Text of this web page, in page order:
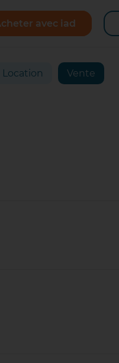
avec iad
Location Vente